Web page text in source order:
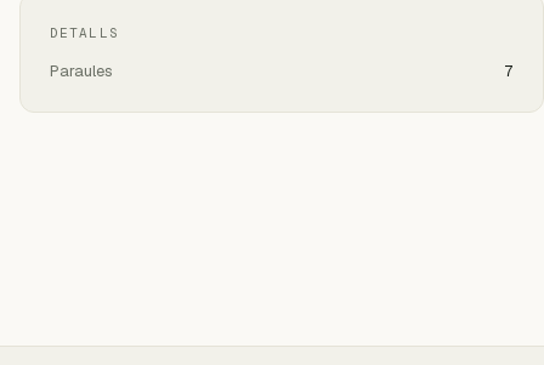
DETALLS
Paraules 7